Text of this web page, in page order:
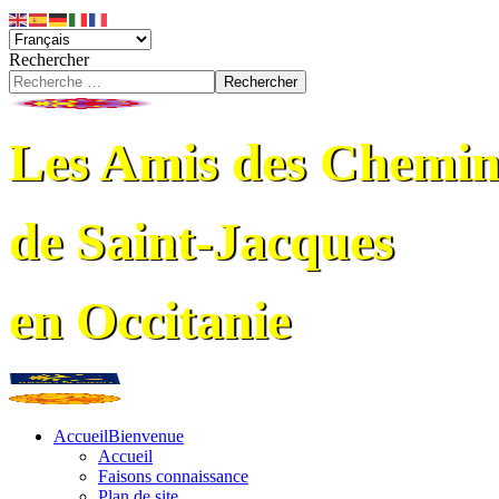
Rechercher
Rechercher
Les Amis des
de Saint-Jacques
en Occitanie
AccueilBienvenue
Accueil
Faisons connaissance